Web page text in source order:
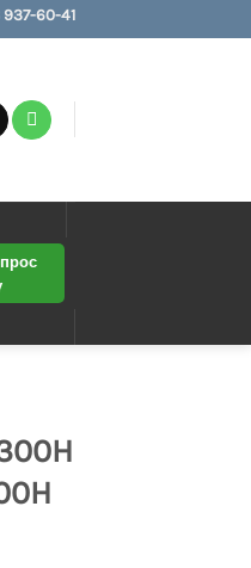
60-41